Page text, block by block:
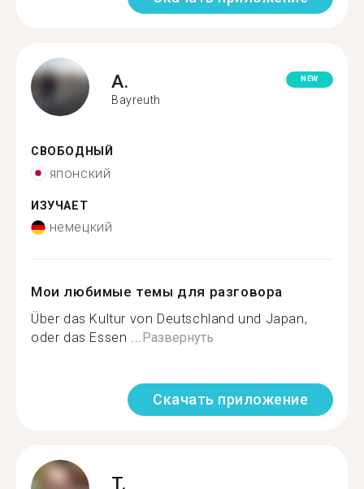
A.
Bayreuth
NEW
СВОБОДНЫЙ
японский
ИЗУЧАЕТ
немецкий
Мои любимые темы для разговора
Über das Kultur von Deutschland und Japan,
oder das Essen ...Развернуть
Скачать приложение
T.